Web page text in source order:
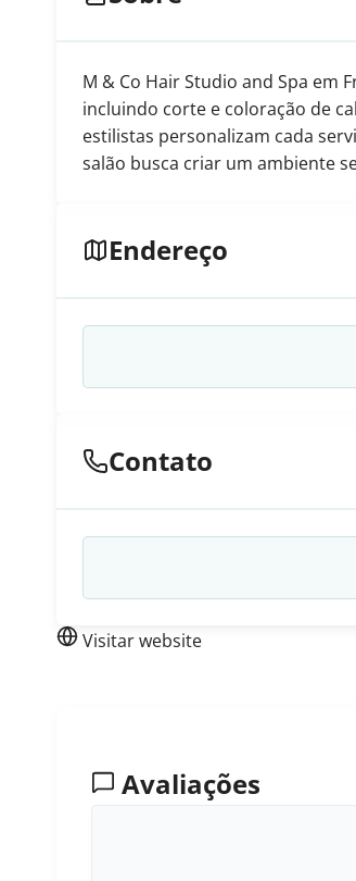
M & Co Hair Studio and Spa em
incluindo corte e coloração de
estilistas personalizam cada
salão busca criar um ambiente
Endereço
Contato
Visitar website
Avaliações